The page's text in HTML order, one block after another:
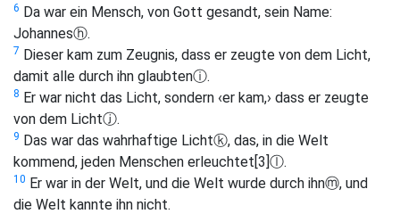
6 Da war ein Mensch, von Gott gesandt, sein Name:
Johannesⓗ.
7 Dieser kam zum Zeugnis, dass er zeugte von dem Licht,
damit alle durch ihn glaubtenⓘ.
8 Er war nicht das Licht, sondern ‹er kam,› dass er zeugte
von dem Lichtⓙ.
9 Das war das wahrhaftige Lichtⓚ, das, in die Welt
kommend, jeden Menschen erleuchtet[3]ⓛ.
10 Er war in der Welt, und die Welt wurde durch ihnⓜ, und
die Welt kannte ihn nicht.